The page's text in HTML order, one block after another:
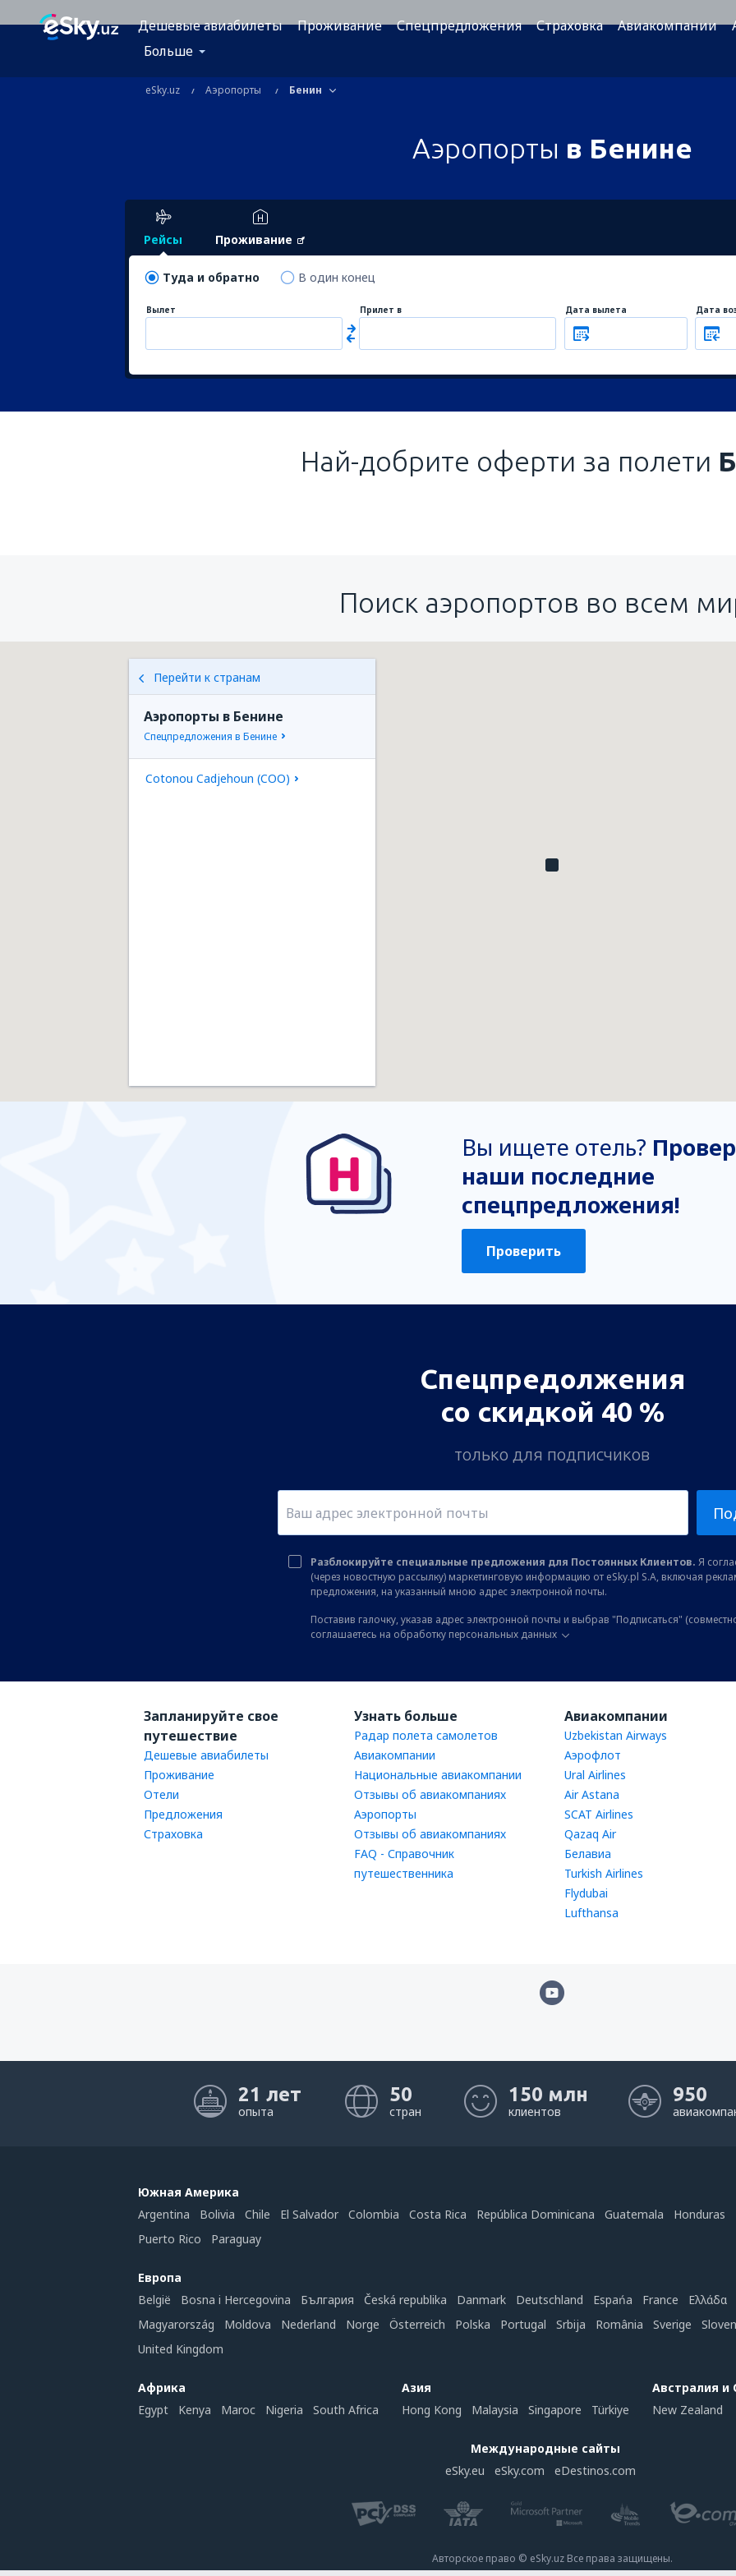
Дешевые авиабилеты Проживание Спецпредложения Страховка Авиакомпании
Больше
eSky.uz Аэропорты Бенин
Аэропорты в Бенине
Рейсы Проживание
Туда и обратно В один конец
Вылет Прилет в Дата вылета Дата
Най-добрите оферти за полети
Поиск аэропортов во всем
Перейти к странам
Аэропорты в Бенине
Спецпредложения в Бенине
Cotonou Cadjehoun (COO)
Вы ищете отель?
наши последние
спецпредложения!
Проверить
Спецпредолжения
со скидкой 40 %
только для подписчиков
Разблокируйте специальные предложения для Постоянных Клиентов. Я
(через новостную рассылку) маркетинговую информацию от eSky.pl S.A, включая
предложения, на указанный мною адрес электронной почты.
Поставив галочку, указав адрес электронной почты и выбрав "Подписаться"
соглашаетесь на обработку персональных данных
Запланируйте свое
путешествие
Дешевые авиабилеты
Проживание
Отели
Предложения
Страховка
Узнать больше
Радар полета самолетов
Авиакомпании
Национальные авиакомпании
Отзывы об авиакомпаниях
Аэропорты
Отзывы об авиакомпаниях
FAQ - Справочник
путешественника
Авиакомпании
Uzbekistan Airways
Аэрофлот
Ural Airlines
Air Astana
SCAT Airlines
Qazaq Air
Белавиа
Turkish Airlines
Flydubai
Lufthansa
21 лет
опыта
50
стран
150 млн
клиентов
950
Южная Америка
Argentina
Bolivia Chile El Salvador Colombia Costa Rica República Dominicana Guatemala Honduras
Puerto Rico
Paraguay
Европа
België
Bosna i Hercegovina България Česká republika Danmark Deutschland Espańa France
Ελλάδα
Magyarország
Moldova Nederland Norge Österreich Polska Portugal Srbija România Sverige
United Kingdom
Африка
Egypt
Kenya Maroc Nigeria South Africa
Азия
Hong Kong
Malaysia Singapore Türkiye
Австралия и
New Zealand
Международные сайты
eSky.eu
eSky.com eDestinos.com
Авторское право © eSky.uz Все права защищены.